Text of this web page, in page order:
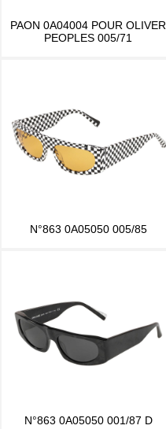
PAON 0A04004 POUR OLIVER
PEOPLES 005/71
N°863 0A05050 005/85
N°863 0A05050 001/87 D